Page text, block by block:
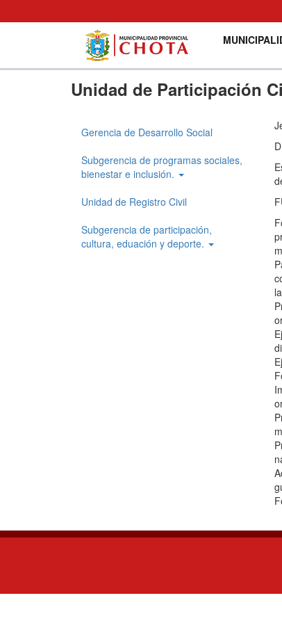
Pasar
Main
navigation
User
account
menu
Unidad de Participación
Gerencia
Desarrollo
Gerencia de Desarrollo Social
Subgerencia de programas sociales,
bienestar e inclusión.
Unidad de Registro Civil
Subgerencia de participación,
cultura, eduación y deporte.